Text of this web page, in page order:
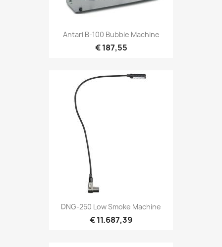
Snel bekijken
Antari B-100 Bubble Machine
€ 187,55
 Snel bekijken
DNG-250 Low Smoke Machine
€ 11.687,39